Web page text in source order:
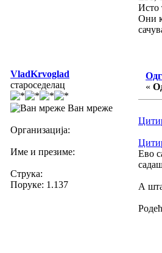
Исто
Они
VladKrvoglad
староседелац
Ван мреже
Организација:
Име и презиме:
Струка:
Поруке: 1.137
«
Ево
А